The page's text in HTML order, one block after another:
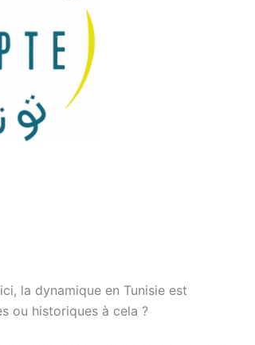
la dynamique en Tunisie est
ou historiques à cela ?